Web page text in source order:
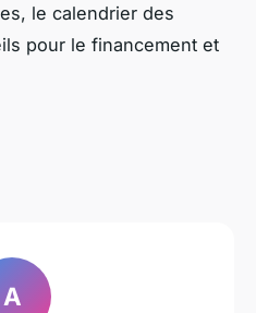
le calendrier des
pour le financement et
A